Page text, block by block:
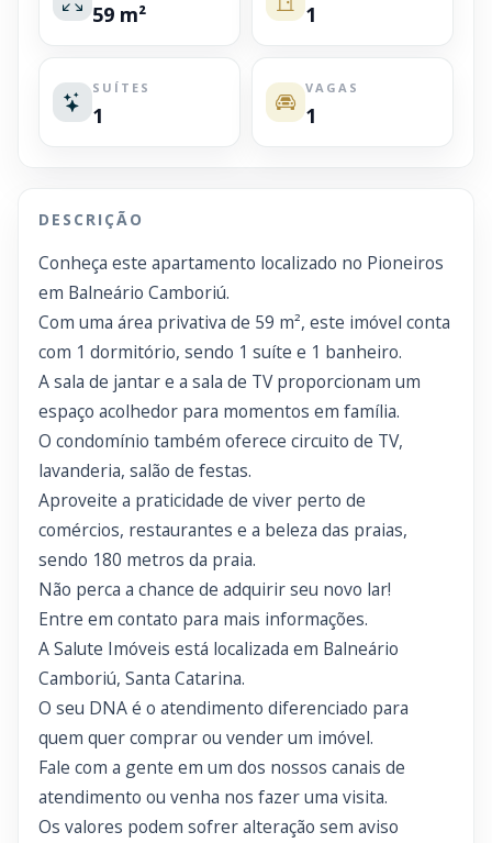
59 m² 1
SUÍTES
1
VAGAS
1
DESCRIÇÃO
Conheça este apartamento localizado no Pioneiros
em Balneário Camboriú.
Com uma área privativa de 59 m², este imóvel conta
com 1 dormitório, sendo 1 suíte e 1 banheiro.
A sala de jantar e a sala de TV proporcionam um
espaço acolhedor para momentos em família.
O condomínio também oferece circuito de TV,
lavanderia, salão de festas.
Aproveite a praticidade de viver perto de
comércios, restaurantes e a beleza das praias,
sendo 180 metros da praia.
Não perca a chance de adquirir seu novo lar!
Entre em contato para mais informações.
A Salute Imóveis está localizada em Balneário
Camboriú, Santa Catarina.
O seu DNA é o atendimento diferenciado para
quem quer comprar ou vender um imóvel.
Fale com a gente em um dos nossos canais de
atendimento ou venha nos fazer uma visita.
Os valores podem sofrer alteração sem aviso